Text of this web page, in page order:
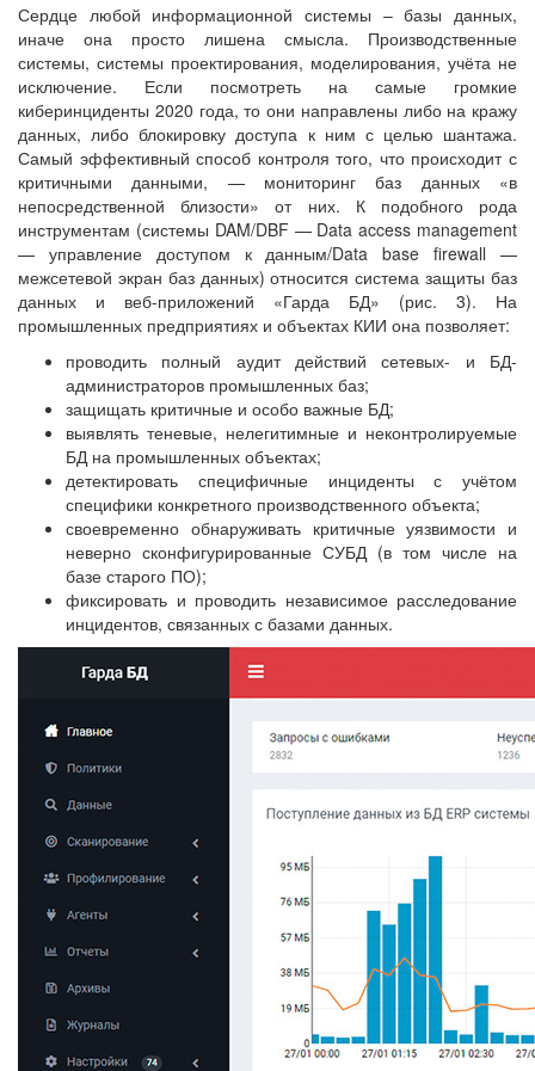
Сердце любой информационной системы – базы данных,
иначе она просто лишена смысла. Производственные
системы, системы проектирования, моделирования, учёта не
исключение. Если посмотреть на самые громкие
киберинциденты 2020 года, то они направлены либо на кражу
данных, либо блокировку доступа к ним с целью шантажа.
Самый эффективный способ контроля того, что происходит с
критичными данными, — мониторинг баз данных «в
непосредственной близости» от них. К подобного рода
инструментам (системы DAM/DBF — Data access management
— управление доступом к данным/Data base firewall —
межсетевой экран баз данных) относится система защиты баз
данных и веб-приложений «Гарда БД» (рис. 3). На
промышленных предприятиях и объектах КИИ она позволяет:
проводить полный аудит действий сетевых- и БД-
администраторов промышленных баз;
защищать критичные и особо важные БД;
выявлять теневые, нелегитимные и неконтролируемые
БД на промышленных объектах;
детектировать специфичные инциденты с учётом
специфики конкретного производственного объекта;
своевременно обнаруживать критичные уязвимости и
неверно сконфигурированные СУБД (в том числе на
базе старого ПО);
фиксировать и проводить независимое расследование
инцидентов, связанных с базами данных.